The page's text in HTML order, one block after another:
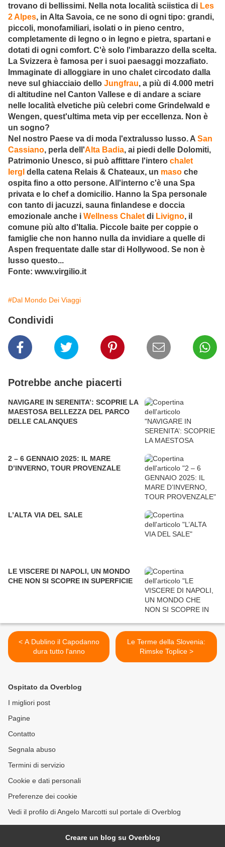
trovano di bellissimi. Nella nota località sciistica di Les
2 Alpes, in Alta Savoia, ce ne sono di ogni tipo: grandi,
piccoli, monofamiliari, isolati o in pieno centro,
completamente di legno o in legno e pietra, spartani e
dotati di ogni comfort. C'è solo l'imbarazzo della scelta.
La Svizzera è famosa per i suoi paesaggi mozzafiato.
Immaginate di alloggiare in uno chalet circodato dalla
neve sul ghiacciaio dello Jungfrau, a più di 4.000 metri
di altitudine nel Canton Vallese e di andare a sciare
nelle località elvetiche più celebri come Grindelwald e
Wengen, quest'ultima meta vip per eccellenza. Non è
un sogno?
Nel nostro Paese va di moda l'extralusso lusso. A San
Cassiano, perla dell'Alta Badia, ai piedi delle Dolomiti,
Patrimonio Unesco, si può affittare l'intero chalet
Iergl della catena Relais & Chateaux, un maso che
ospita fino a otto persone. All'interno c'è una Spa
privata e lo chef a domicilio. Hanno la Spa personale
con tanto di jacuzzi, sauna finlandese e doccia
emozionale anche i Wellness Chalet di Livigno, il
comune più alto d'Italia. Piccole baite per coppie o
famiglie che non hanno nulla da invidiare a quelle di
Aspen frequentate dalle star di Hollywood. Se non è
lusso questo...
Fonte: www.virgilio.it
#Dal Mondo Dei Viaggi
Condividi
Potrebbe anche piacerti
NAVIGARE IN SERENITA’: SCOPRIE LA
MAESTOSA BELLEZZA DEL PARCO
DELLE CALANQUES
2 – 6 GENNAIO 2025: IL MARE
D’INVERNO, TOUR PROVENZALE
L’ALTA VIA DEL SALE
LE VISCERE DI NAPOLI, UN MONDO
CHE NON SI SCOPRE IN SUPERFICIE
< A Dublino il Capodanno
dura tutto l'anno
Le Terme della Slovenia:
Rimske Toplice >
Ospitato da Overblog
I migliori post
Pagine
Contatto
Segnala abuso
Termini di servizio
Cookie e dati personali
Preferenze dei cookie
Vedi il profilo di Angelo Marcotti sul portale di Overblog
Creare un blog su Overblog